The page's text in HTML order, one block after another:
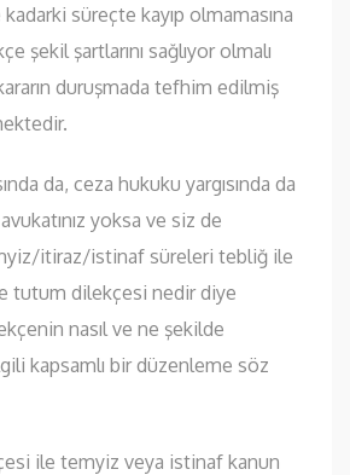
süreçte kayıp olmamasına
şekil şartlarını sağlıyor olmalı
duruşmada tefhim edilmiş
da, ceza hukuku yargısında da
yoksa ve siz de
itiraz/istinaf süreleri tebliğ ile
tutum dilekçesi nedir diye
nasıl ve ne şekilde
kapsamlı bir düzenleme söz
ile temyiz veya istinaf kanun